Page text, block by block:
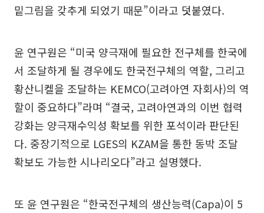
밑그림을 갖추게 되었기 때문”이라고 덧붙였다.
윤 연구원은 “미국 양극재에 필요한 전구체를 한국에
서 조달하게 될 경우에도 한국전구체의 역할, 그리고
황산니켈을 조달하는 KEMCO(고려아연 자회사)의 역
할이 중요하다”라며 “결국, 고려아연과의 이번 협력
강화는 양극재수익성 확보를 위한 포석이라 판단된
다. 중장기적으로 LGES의 KZAM을 통한 동박 조달
확보도 가능한 시나리오다”라고 설명했다.
또 윤 연구원은 “한국전구체의 생산능력(Capa)이 5